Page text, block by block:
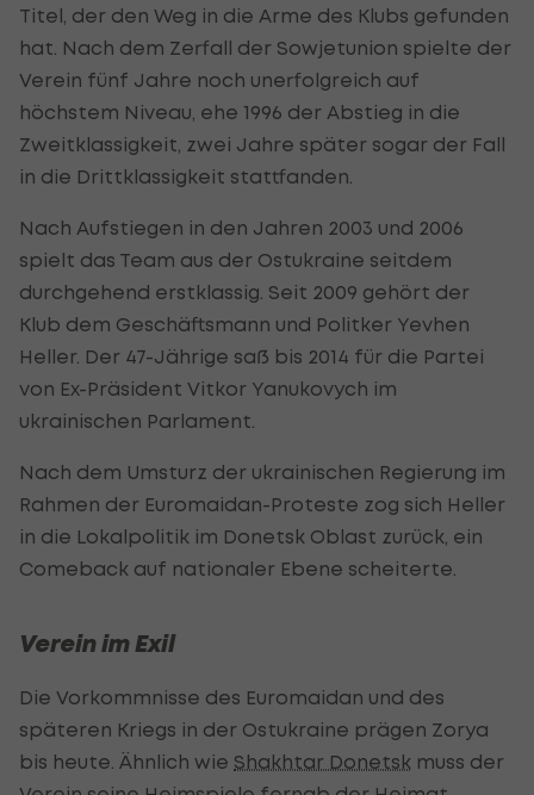
Titel, der den Weg in die Arme des Klubs gefunden
hat. Nach dem Zerfall der Sowjetunion spielte der
Verein fünf Jahre noch unerfolgreich auf
höchstem Niveau, ehe 1996 der Abstieg in die
Zweitklassigkeit, zwei Jahre später sogar der Fall
in die Drittklassigkeit stattfanden.
Nach Aufstiegen in den Jahren 2003 und 2006
spielt das Team aus der Ostukraine seitdem
durchgehend erstklassig. Seit 2009 gehört der
Klub dem Geschäftsmann und Politker Yevhen
Heller. Der 47-Jährige saß bis 2014 für die Partei
von Ex-Präsident Vitkor Yanukovych im
ukrainischen Parlament.
Nach dem Umsturz der ukrainischen Regierung im
Rahmen der Euromaidan-Proteste zog sich Heller
in die Lokalpolitik im Donetsk Oblast zurück, ein
Comeback auf nationaler Ebene scheiterte.
Verein im Exil
Die Vorkommnisse des Euromaidan und des
späteren Kriegs in der Ostukraine prägen Zorya
bis heute. Ähnlich wie Shakhtar Donetsk muss der